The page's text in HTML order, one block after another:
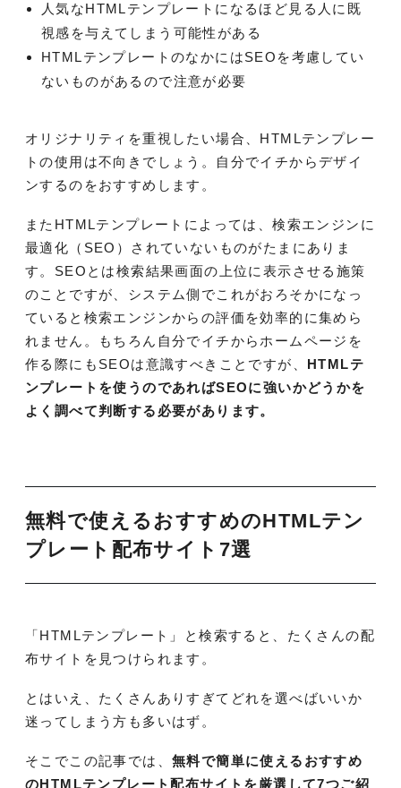
人気なHTMLテンプレートになるほど見る人に既
視感を与えてしまう可能性がある
HTMLテンプレートのなかにはSEOを考慮してい
ないものがあるので注意が必要
オリジナリティを重視したい場合、HTMLテンプレー
トの使用は不向きでしょう。自分でイチからデザイ
ンするのをおすすめします。
またHTMLテンプレートによっては、検索エンジンに
最適化（SEO）されていないものがたまにありま
す。SEOとは検索結果画面の上位に表示させる施策
のことですが、システム側でこれがおろそかになっ
ていると検索エンジンからの評価を効率的に集めら
れません。もちろん自分でイチからホームページを
作る際にもSEOは意識すべきことですが、 HTMLテ
ンプレートを使うのであればSEOに強いかどうかを
よく調べて判断する必要があります。
無料で使えるおすすめのHTMLテン
プレート配布サイト7選
「HTMLテンプレート」と検索すると、たくさんの配
布サイトを見つけられます。
とはいえ、たくさんありすぎてどれを選べばいいか
迷ってしまう方も多いはず。
そこでこの記事では、 無料で簡単に使えるおすすめ
のHTMLテンプレート配布サイトを厳選して7つご紹